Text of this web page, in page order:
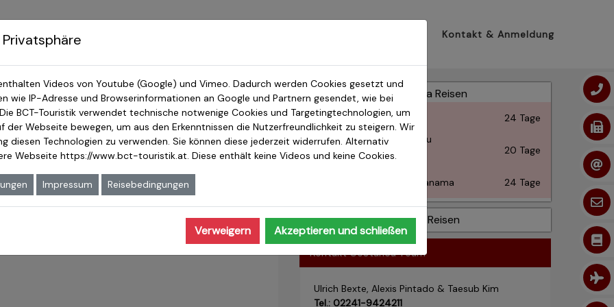
Studienreisen Kontakt & Anmeldung
Costarica Reisen
Costa Rica Intensiv1
24 Tage
Auf den Spuren der Maleku
Costa Rica + Nicaragua
20 Tage
Costa Rica + Nicaragu + Panama
24 Tage
Mexiko Reisen
Kontakt Costarica Team
Ulrich Bexte, Alexis Pintado & Taesub Kim
Tel.: 02241-9424211
Videos von Youtube (Google) und Vimeo. Dadurch werden Cookies gesetzt und
wie IP-Adresse und Browserinformationen an Google und Partnern gesendet, wie bei
BCT-Touristik verwendet technische notwenige Cookies und Targetingtechnologien, um
der Webseite bewegen, um aus den Erkenntnissen die Nutzerfreundlichkeit zu steigern. Wir
diesen Technologien zu verwenden. Sie können diese jederzeit widerrufen. Alternativ
Webseite https://www.bct-touristik.at. Diese enthält keine Videos und keine Cookies.
Impressum Reisebedingungen
Verweigern Akzeptieren und schließen